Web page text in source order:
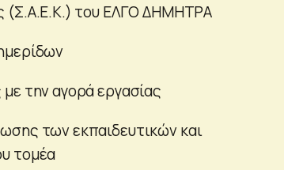
(Σ.Α.Ε.Κ.) του ΕΛΓΟ ΔΗΜΗΤΡΑ
την αγορά εργασίας
των εκπαιδευτικών και
τομέα